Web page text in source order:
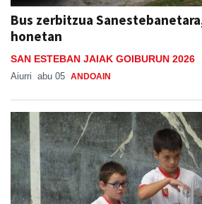
Bus zerbitzua
honetan
SAN ESTEBAN JAIAK GOIBURUN 2026
Aiurri abu 05 ANDOAIN